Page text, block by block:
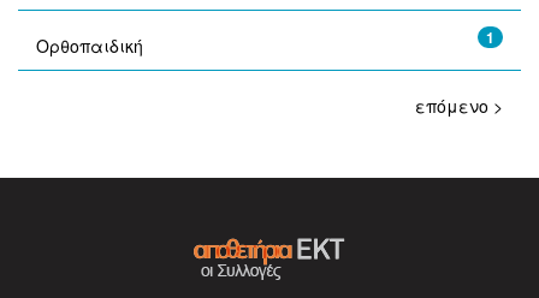
1
Ορθοπαιδική
επόμενο >